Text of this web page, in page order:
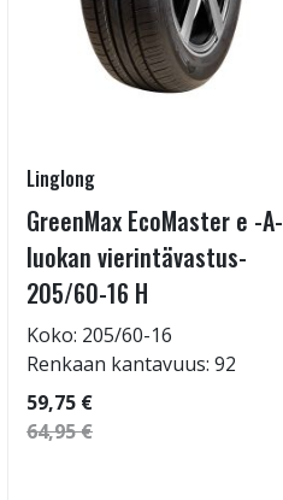
Linglong
GreenMax EcoMaster e -A-
luokan vierintävastus-
205/60-16 H
Koko: 205/60-16
Renkaan kantavuus: 92
59,75 €
64,95 €